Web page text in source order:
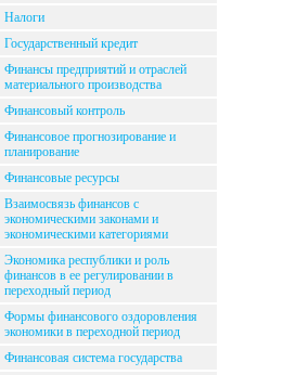
Налоги
Государственный кредит
Финансы предприятий и отраслей
материального производства
Финансовый контроль
Финансовое прогнозирование и
планирование
Финансовые ресурсы
Взаимосвязь финансов с
экономическими законами и
экономическими категориями
Экономика республики и роль
финансов в ее регулировании в
переходный период
Формы финансового оздоровления
экономики в переходной период
Финансовая система государства